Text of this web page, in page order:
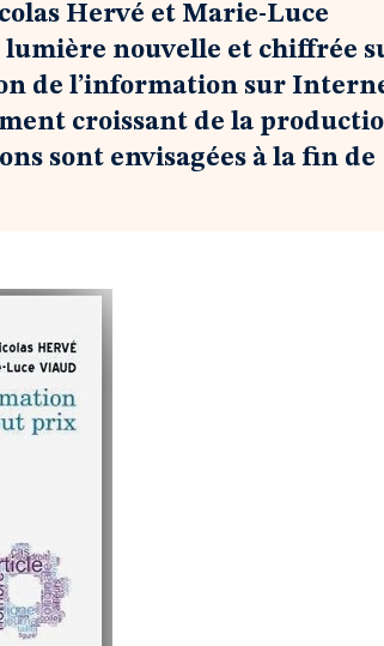
Hervé et Marie-Luce
lumière nouvelle et chiffrée
de l’information sur
croissant de la
sont envisagées à la fin de